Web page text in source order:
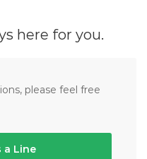
here for you.
please feel free
a Line